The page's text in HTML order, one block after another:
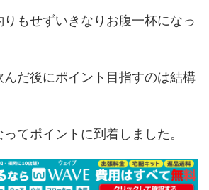
もせずいきなりお腹一杯になっ
だ後にポイント目指すのは結構
てポイントに到着しました。